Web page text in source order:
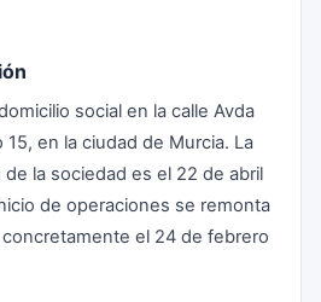
social en la calle Avda
en la ciudad de Murcia. La
la sociedad es el 22 de abril
de operaciones se remonta
el 24 de febrero